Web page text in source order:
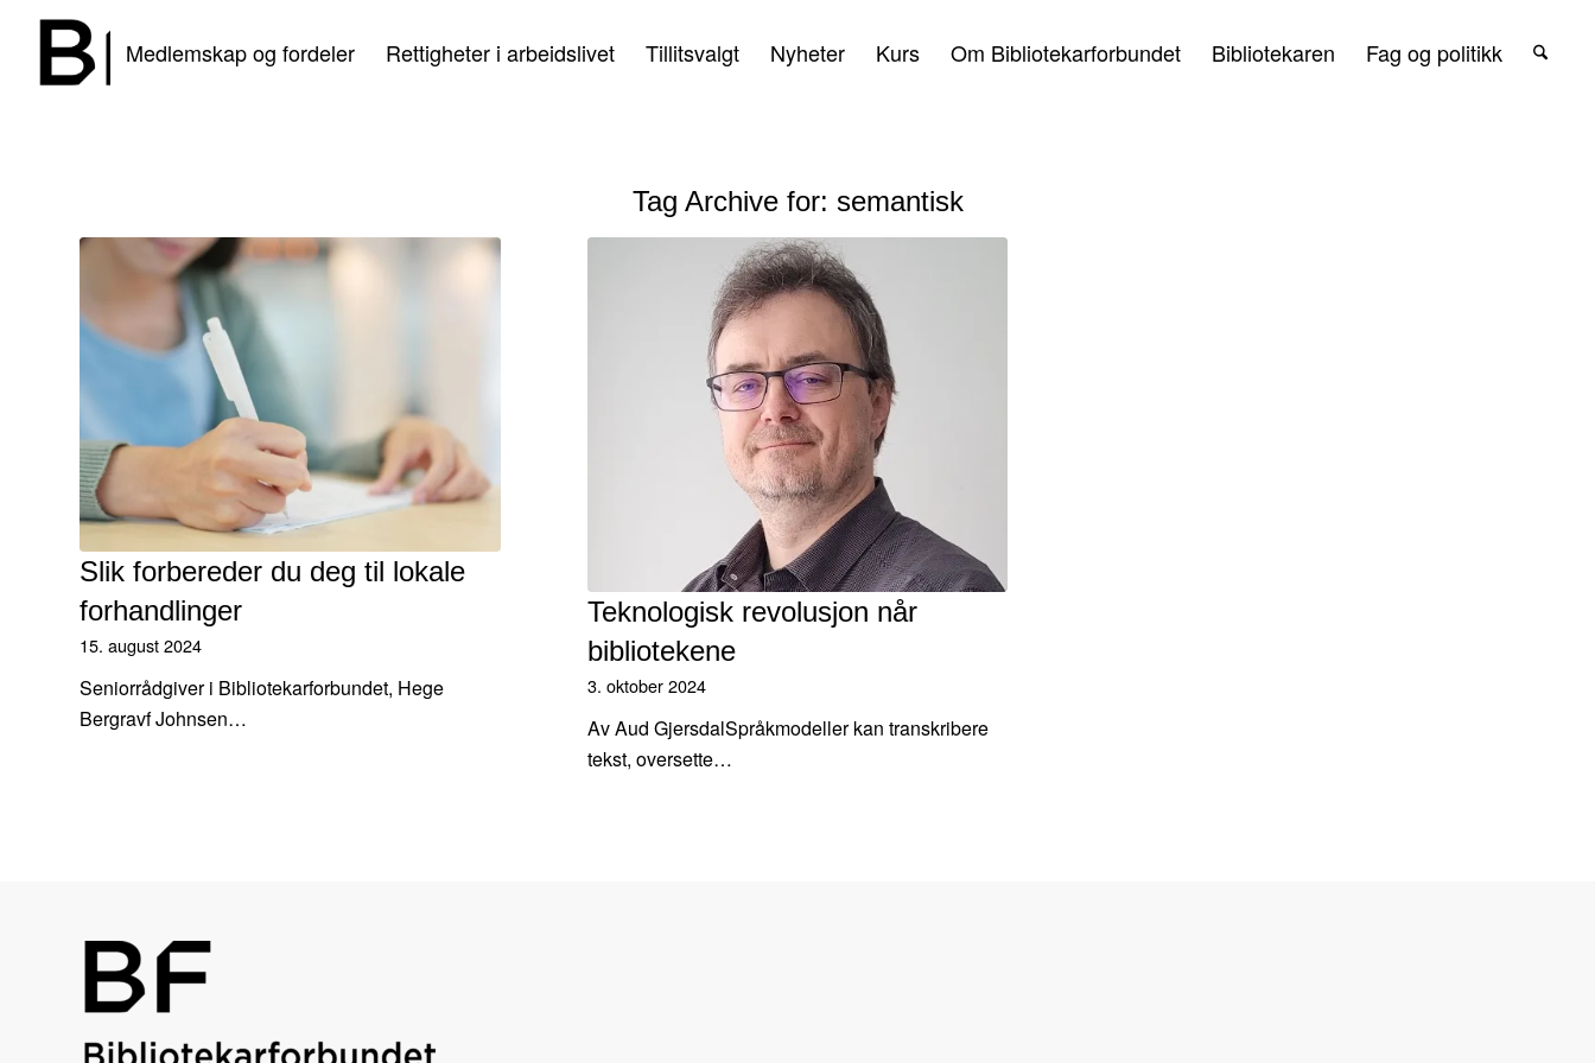
Medlemskap og fordeler Rettigheter i arbeidslivet Tillitsvalgt Nyheter Kurs Om Bibliotekarforbundet Bibliotekaren Fag og politikk
Tag Archive for: semantisk
Slik forbereder du deg til lokale
forhandlinger
15. august 2024
Seniorrådgiver i Bibliotekarforbundet, Hege
Bergravf Johnsen…
Teknologisk revolusjon når
bibliotekene
3. oktober 2024
Av Aud GjersdalSpråkmodeller kan transkribere
tekst, oversette…